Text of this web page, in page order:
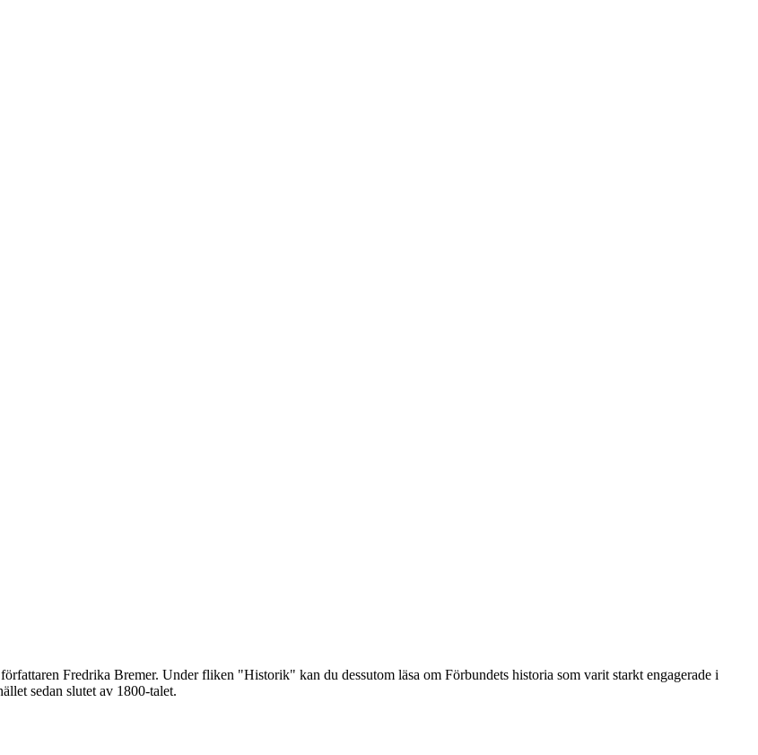
Fredrika Bremer. Under fliken "Historik" kan du dessutom läsa om Förbundets historia som varit starkt engagerade i
sedan slutet av 1800-talet.